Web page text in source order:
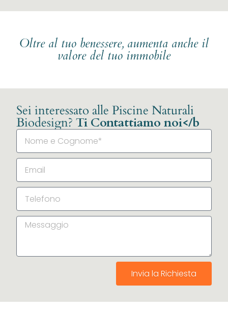
Oltre al tuo benessere, aumenta anche il
valore del tuo immobile
Sei interessato alle Piscine Naturali
Biodesign? Ti Contattiamo noi</b
Invia la Richiesta